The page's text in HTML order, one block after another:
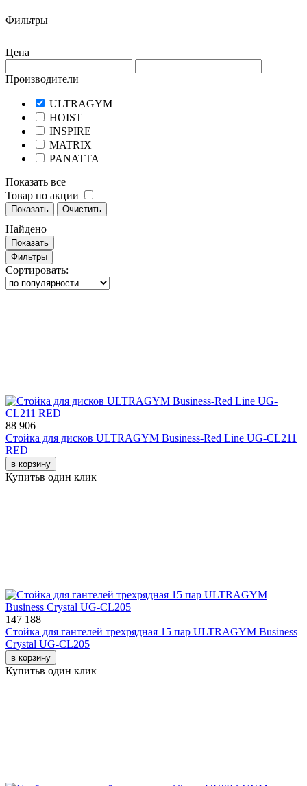
Фильтры
Цена
Производители
ULTRAGYM
HOIST
INSPIRE
MATRIX
PANATTA
Показать все
Товар по акции
Показать Очистить
Найдено
Показать
Фильтры
Сортировать:
88 906
Стойка для дисков ULTRAGYM Business-Red Line UG-CL211
RED
в корзину
Купитьв один клик
147 188
Стойка для гантелей трехрядная 15 пар ULTRAGYM Business
Crystal UG-CL205
в корзину
Купитьв один клик